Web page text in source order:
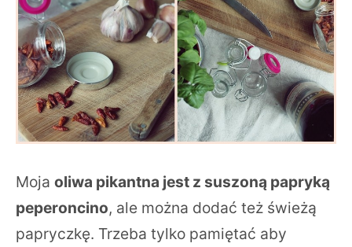
Moja oliwa pikantna jest z suszoną papryką
peperoncino, ale można dodać też świeżą
papryczkę. Trzeba tylko pamiętać aby